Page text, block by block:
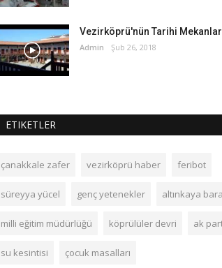
Vezirköprü'nün Tarihi
Admin Şub 26, 2018
ETIKETLER
çanakkale zafer vezirköprü haber feribot
süreyya yücel genç yetenekler altınkaya
milli eğitim müdürlüğü köprülüler devri ak
su kesintisi çocuk masalları